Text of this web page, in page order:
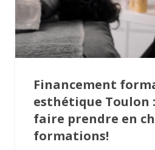
Financement
esthétique Toulon
faire prendre en
formations!